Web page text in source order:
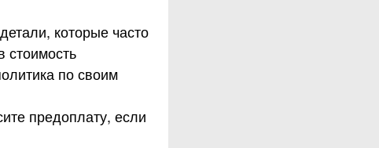
которые часто
стоимость
по своим
предоплату, если